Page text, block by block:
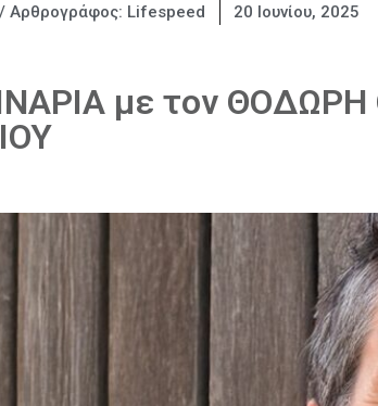
Αρθρογράφος: Lifespeed 20 Ιουνίου, 2025
με τον